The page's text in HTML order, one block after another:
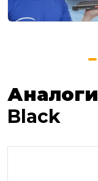
Аналоги
Black